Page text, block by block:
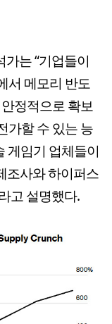
는 “기업들이
서 메모리 반도
정적으로 확보
가할 수 있는 능
게임기 업체들이
조사와 하이퍼스
고 설명했다.